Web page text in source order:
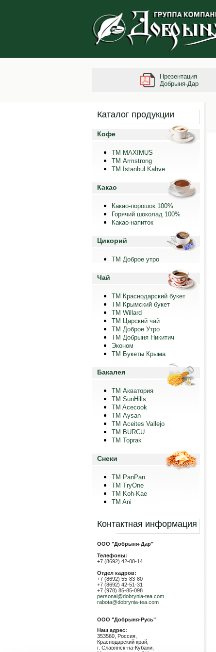
Презентация
Добрыня-Дар
Каталог продукции
Кофе
ТМ MAXIMUS
ТМ Armstrong
TM Istanbul Kahve
Какао
Какао-порошок 100%
Горячий шоколад 100%
Какао-напиток
Цикорий
ТМ Доброе утро
Чай
ТМ Краснодарский букет
ТМ Крымский букет
ТМ Willard
ТМ Царский чай
ТМ Доброе Утро
ТМ Добрыня Никитич
Эконом
ТМ Букеты Крыма
Бакалея
ТМ Акватория
ТМ SunHills
TM Acecook
ТМ Aysan
ТМ Aceites Vallejo
TM BURCU
TM Toprak
Снеки
TM PanPan
ТМ TryOne
ТМ Koh-Kae
TM Ani
Контактная информация
ООО "Добрыня-Дар"
Телефоны:
+7 (8692) 42-08-14
Отдел кадров:
+7 (8692) 55-83-80
+7 (8692) 42-51-31
+7 (978) 85-85-098
personal@dobrynia-tea.com
rabota@dobrynia-tea.com
ООО "Добрыня-Русь"
Наш адрес:
353560, Россия,
Краснодарский край,
г. Славянск-на-Кубани,